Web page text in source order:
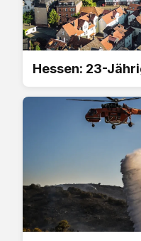
Hessen: 23-